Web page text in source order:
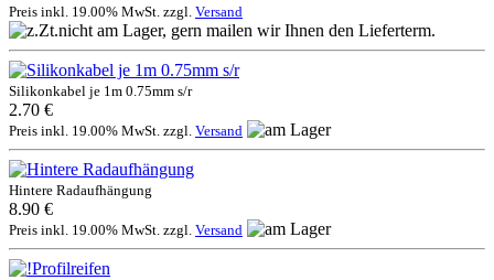
Preis inkl. 19.00% MwSt. zzgl. Versand
Silikonkabel je 1m 0.75mm s/r
2.70 €
Preis inkl. 19.00% MwSt. zzgl. Versand
Hintere Radaufhängung
8.90 €
Preis inkl. 19.00% MwSt. zzgl. Versand